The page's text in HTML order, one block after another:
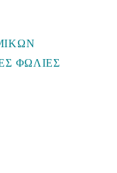
ΦΩΛΙΕΣ